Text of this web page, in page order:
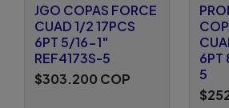
JGO COPAS FORCE
CUAD 1/2 17PCS
6PT 5/16-1"
REF4173S-5
$303.200 COP
6PT
5